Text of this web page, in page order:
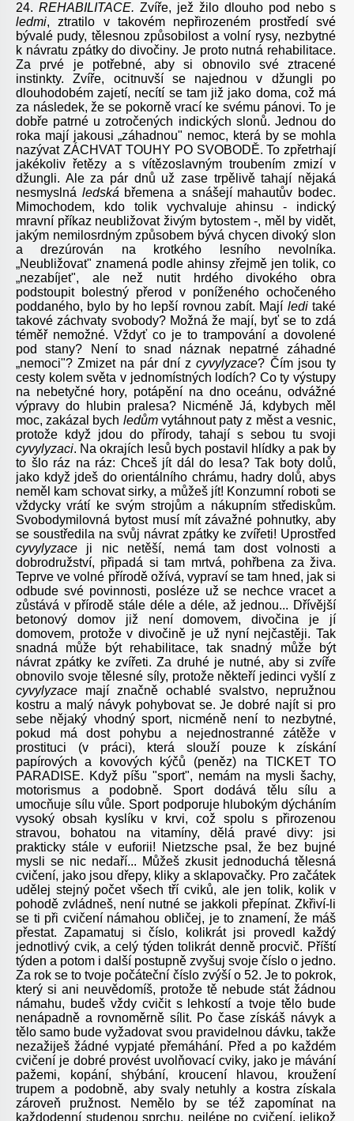
24. REHABILITACE. Zvíře, jež žilo dlouho pod nebo s
ledmi, ztratilo v takovém nepřirozeném prostředí své
bývalé pudy, tělesnou způsobilost a volní rysy, nezbytné
k návratu zpátky do divočiny. Je proto nutná rehabilitace.
Za prvé je potřebné, aby si obnovilo své ztracené
instinkty. Zvíře, ocitnuvší se najednou v džungli po
dlouhodobém zajetí, necítí se tam již jako doma, což má
za následek, že se pokorně vrací ke svému pánovi. To je
dobře patrné u zotročených indických slonů. Jednou do
roka mají jakousi „záhadnou" nemoc, která by se mohla
nazývat ZÁCHVAT TOUHY PO SVOBODĚ. To zpřetrhají
jakékoliv řetězy a s vítězoslavným troubením zmizí v
džungli. Ale za pár dnů už zase trpělivě tahají nějaká
nesmyslná ledská břemena a snášejí mahautův bodec.
Mimochodem, kdo tolik vychvaluje ahinsu - indický
mravní příkaz neubližovat živým bytostem -, měl by vidět,
jakým nemilosrdným způsobem bývá chycen divoký slon
a drezúrován na krotkého lesního nevolníka.
„Neubližovat" znamená podle ahinsy zřejmě jen tolik, co
„nezabíjet", ale než nutit hrdého divokého obra
podstoupit bolestný přerod v poníženého ochočeného
poddaného, bylo by ho lepší rovnou zabít. Mají leditaké
takové záchvaty svobody? Možná že mají, byť se to zdá
téměř nemožné. Vždyť co je to trampování a dovolené
pod stany? Není to snad náznak nepatrné záhadné
„nemoci"? Zmizet na pár dní zcyvylyzace? Čím jsou ty
cesty kolem světa v jednomístných lodích? Co ty výstupy
na nebetyčné hory, potápění na dno oceánu, odvážné
výpravy do hlubin pralesa? Nicméně Já, kdybych měl
moc, zakázal bych ledům vytáhnout paty z měst a vesnic,
protože když jdou do přírody, tahají s sebou tu svoji
cyvylyzaci. Na okrajích lesů bych postavil hlídky a pak by
to šlo ráz na ráz: Chceš jít dál do lesa? Tak boty dolů,
jako když jdeš do orientálního chrámu, hadry dolů, abys
neměl kam schovat sirky, a můžeš jít! Konzumní roboti se
vždycky vrátí ke svým strojům a nákupním střediskům.
Svobodymilovná bytost musí mít závažné pohnutky, aby
se soustředila na svůj návrat zpátky ke zvířeti! Uprostřed
cyvylyzace ji nic netěší, nemá tam dost volnosti a
dobrodružství, připadá si tam mrtvá, pohřbena za živa.
Teprve ve volné přírodě ožívá, vypraví se tam hned, jak si
odbude své povinnosti, posléze už se nechce vracet a
zůstává v přírodě stále déle a déle, až jednou... Dřívější
betonový domov již není domovem, divočina je jí
domovem, protože v divočině je už nyní nejčastěji. Tak
snadná může být rehabilitace, tak snadný může být
návrat zpátky ke zvířeti. Za druhé je nutné, aby si zvíře
obnovilo svoje tělesné síly, protože někteří jedinci vyšlí z
cyvylyzace mají značně ochablé svalstvo, nepružnou
kostru a malý návyk pohybovat se. Je dobré najít si pro
sebe nějaký vhodný sport, nicméně není to nezbytné,
pokud má dost pohybu a nejednostranné zátěže v
prostituci (v práci), která slouží pouze k získání
papírových a kovových kýčů (peněz) na TICKET TO
PARADISE. Když píšu "sport", nemám na mysli šachy,
motorismus a podobně. Sport dodává tělu sílu a
umocňuje sílu vůle. Sport podporuje hlubokým dýcháním
vysoký obsah kyslíku v krvi, což spolu s přirozenou
stravou, bohatou na vitamíny, dělá pravé divy: jsi
prakticky stále v euforii! Nietzsche psal, že bez bujné
mysli se nic nedaří... Můžeš zkusit jednoduchá tělesná
cvičení, jako jsou dřepy, kliky a sklapovačky. Pro začátek
udělej stejný počet všech tří cviků, ale jen tolik, kolik v
pohodě zvládneš, není nutné se jakkoli přepínat. Zkřiví-li
se ti při cvičení námahou obličej, je to znamení, že máš
přestat. Zapamatuj si číslo, kolikrát jsi provedl každý
jednotlivý cvik, a celý týden tolikrát denně procvič. Příští
týden a potom i další postupně zvyšuj svoje číslo o jedno.
Za rok se to tvoje počáteční číslo zvýší o 52. Je to pokrok,
který si ani neuvědomíš, protože tě nebude stát žádnou
námahu, budeš vždy cvičit s lehkostí a tvoje tělo bude
nenápadně a rovnoměrně sílit. Po čase získáš návyk a
tělo samo bude vyžadovat svou pravidelnou dávku, takže
nezažiješ žádné vypjaté přemáhání. Před a po každém
cvičení je dobré provést uvolňovací cviky, jako je mávání
pažemi, kopání, shýbání, kroucení hlavou, kroužení
trupem a podobně, aby svaly netuhly a kostra získala
zároveň pružnost. Nemělo by se též zapomínat na
každodenní studenou sprchu, nejlépe po cvičení, jelikož